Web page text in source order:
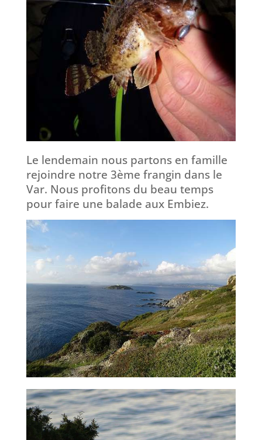
Le lendemain nous partons en famille
rejoindre notre 3ème frangin dans le
Var. Nous profitons du beau temps
pour faire une balade aux Embiez.